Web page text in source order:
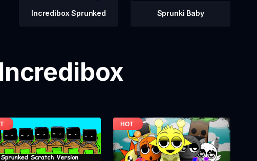
Incredibox Sprunked Sprunki Baby